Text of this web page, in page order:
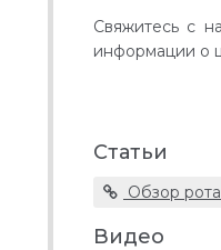
Свяжитесь с
информации о
Статьи
Обзор
Видео